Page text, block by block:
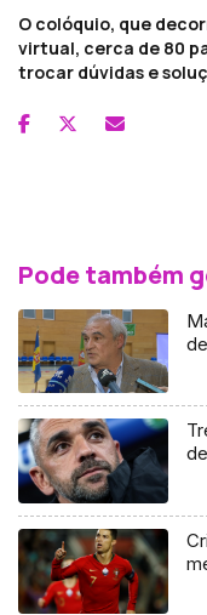
O colóquio, que
virtual, cerca de 80
trocar dúvidas e
Pode também